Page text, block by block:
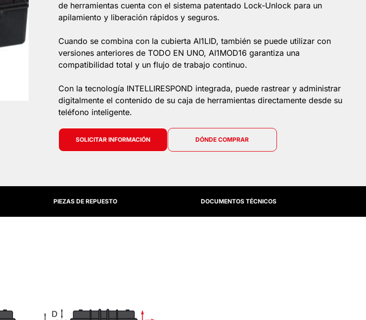
de herramientas cuenta con el sistema patentado Lock-Unlock para un
apilamiento y liberación rápidos y seguros.
Cuando se combina con la cubierta AI1LID, también se puede utilizar con
versiones anteriores de TODO EN UNO, AI1MOD16 garantiza una
compatibilidad total y un flujo de trabajo continuo.
Con la tecnología INTELLIRESPOND integrada, puede rastrear y administrar
digitalmente el contenido de su caja de herramientas directamente desde su
teléfono inteligente.
SOLICITAR INFORMACIÓN DÓNDE COMPRAR
PIEZAS DE REPUESTO DOCUMENTOS TÉCNICOS